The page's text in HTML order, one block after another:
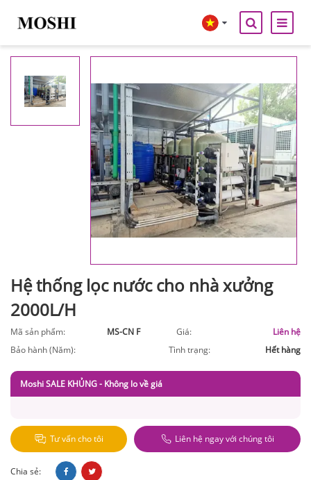
Hệ thống lọc nước cho nhà xưởng
2000L/H
Mã sản phẩm: MS-CN F Giá:
Liên hệ
Bảo hành (Năm):
Tình trạng: Hết hàng
Moshi SALE KHỦNG - Không lo về giá
Tư vấn cho tôi Liên hệ ngay với chúng tôi
Chia sẻ: